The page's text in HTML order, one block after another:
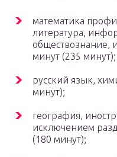
математика
литература,
обществознание,
минут (235 минут);
русский язык,
минут);
география,
исключением
(180 минут);